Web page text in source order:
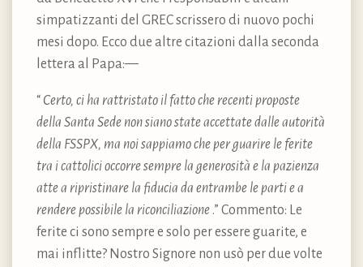
simpatizzanti del GREC scrissero di nuovo pochi
mesi dopo. Ecco due altre citazioni dalla seconda
lettera al Papa:—
“ Certo, ci ha rattristato il fatto che recenti proposte
della Santa Sede non siano state accettate dalle autorità
della FSSPX, ma noi sappiamo che per guarire le ferite
tra i cattolici occorre sempre la generosità e la pazienza
atte a ripristinare la fiducia da entrambe le parti e a
rendere possibile la riconciliazione .” Commento: Le
ferite ci sono sempre e solo per essere guarite, e
mai inflitte? Nostro Signore non usò per due volte